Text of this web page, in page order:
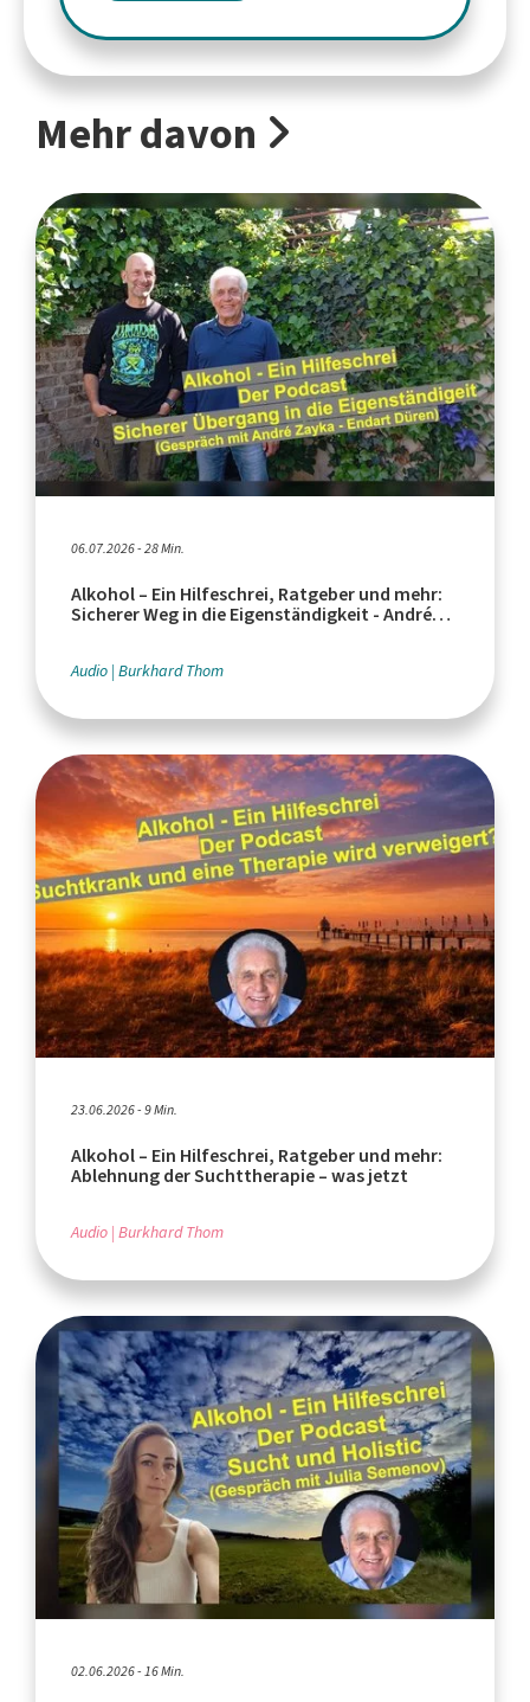
Mehr davon
06.07.2026 - 28 Min.
Alkohol – Ein Hilfeschrei, Ratgeber und mehr:
Sicherer Weg in die Eigenständigkeit - André
Audio Burkhard Thom
23.06.2026 - 9 Min.
Alkohol – Ein Hilfeschrei, Ratgeber und mehr:
Ablehnung der Suchttherapie – was jetzt
Audio Burkhard Thom
02.06.2026 - 16 Min.